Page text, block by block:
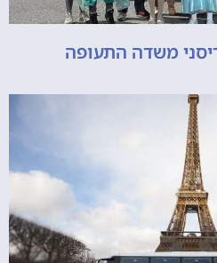
משדה התעופה